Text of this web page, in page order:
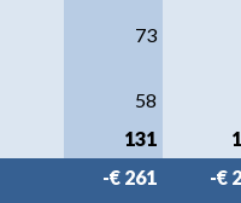
73
58
131
-€ 261
-€